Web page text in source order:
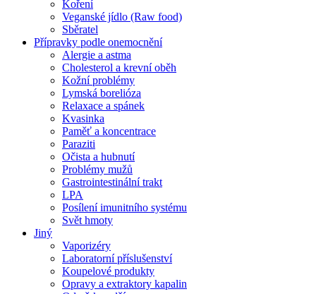
Koření
Veganské jídlo (Raw food)
Sběratel
Přípravky podle onemocnění
Alergie a astma
Cholesterol a krevní oběh
Kožní problémy
Lymská borelióza
Relaxace a spánek
Kvasinka
Paměť a koncentrace
Paraziti
Očista a hubnutí
Problémy mužů
Gastrointestinální trakt
LPA
Posílení imunitního systému
Svět hmoty
Jiný
Vaporizéry
Laboratorní příslušenství
Koupelové produkty
Opravy a extraktory kapalin